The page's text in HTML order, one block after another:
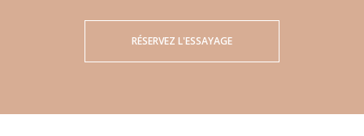
RÉSERVEZ L'ESSAYAGE